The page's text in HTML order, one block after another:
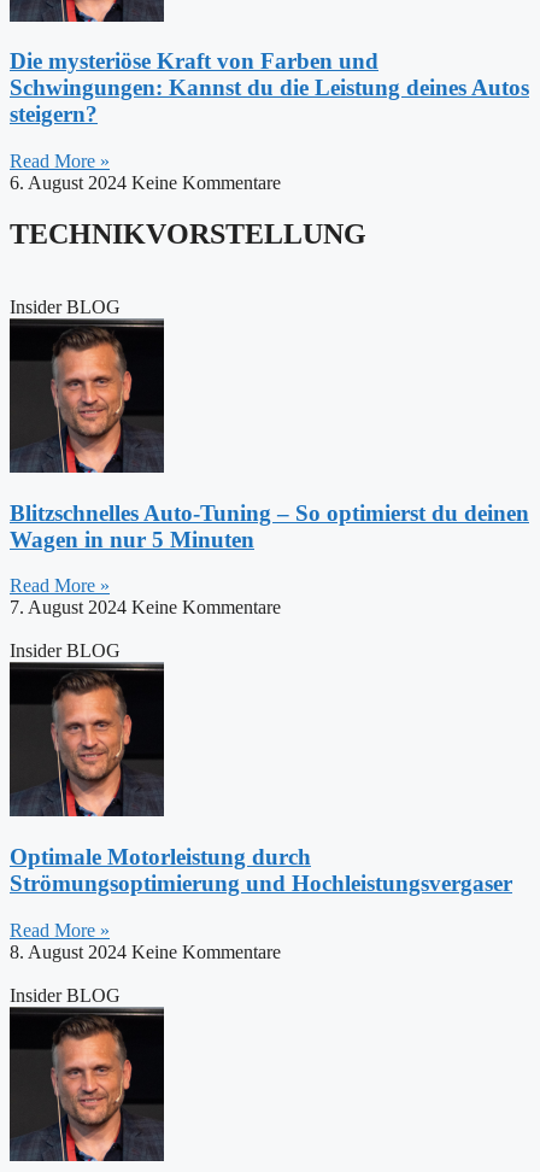
Die mysteriöse Kraft von Farben und
Schwingungen: Kannst du die Leistung deines Autos
steigern?
Read More »
6. August 2024 Keine Kommentare
TECHNIKVORSTELLUNG
Insider BLOG
Blitzschnelles Auto-Tuning – So optimierst du deinen
Wagen in nur 5 Minuten
Read More »
7. August 2024 Keine Kommentare
Insider BLOG
Optimale Motorleistung durch
Strömungsoptimierung und Hochleistungsvergaser
Read More »
8. August 2024 Keine Kommentare
Insider BLOG